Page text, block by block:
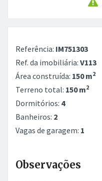
Referência: IM751303
Ref. da imobiliária: V113
Área construída: 150 m2
Terreno total: 150 m2
Dormitórios: 4
Banheiros: 2
Vagas de garagem: 1
Observações